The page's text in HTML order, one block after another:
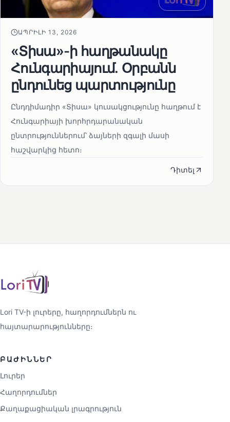
ԱՊՐԻԼԻ 13, 2026
«Տիսա»-ի հաղթանակը
Հունգարիայում․ Օրբանն
ընդունեց պարտությունը
Ընդդիմադիր «Տիսա» կուսակցությունը հաղթում է
Հունգարիայի խորհրդարանական
ընտրություններում՝ ձայների զգալի մասի
հաշվարկից հետո։
Դիտել
Lori TV-ի լուրերը, հաղորդումներն ու
հայտարարությունները։
ԲԱԺԻՆՆԵՐ
Լուրեր
Հաղորդումներ
Քաղաքացիական լրագրություն